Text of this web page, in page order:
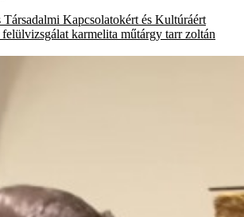
Társadalmi Kapcsolatokért és Kultúráért
felülvizsgálat karmelita műtárgy tarr zoltán